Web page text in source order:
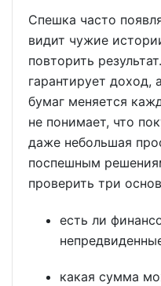
Спешка часто
видит чужие
повторить
гарантирует доход,
бумаг меняется
не понимает, что
даже небольшая
поспешным
проверить три
есть ли
какая сумма